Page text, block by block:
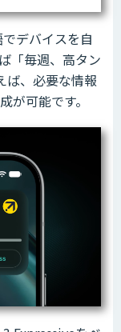
デバイスを自
「毎週、高タン
ば、必要な情報
が可能です。